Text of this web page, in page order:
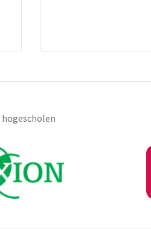
hogescholen